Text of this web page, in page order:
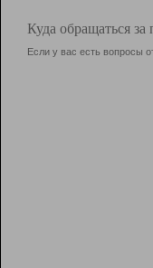
Куда обращаться
Если у вас есть вопросы